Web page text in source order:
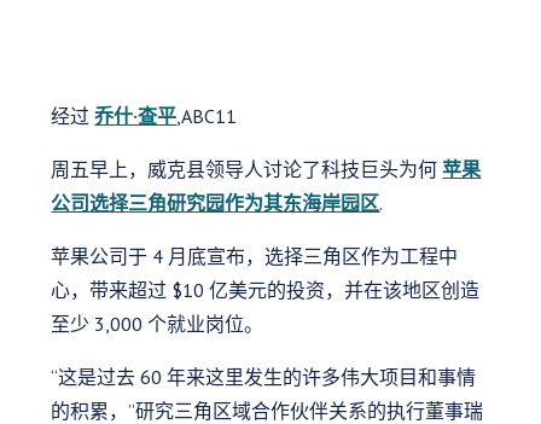
经过乔什·查平 ,ABC11
周五早上，威克县领导人讨论了科技巨头为何苹果
公司选择三角研究园作为其东海岸园区.
苹果公司于 4 月底宣布，选择三角区作为工程中
心，带来超过 $10 亿美元的投资，并在该地区创造
至少 3,000 个就业岗位。
“这是过去 60 年来这里发生的许多伟大项目和事情
的积累，”研究三角区域合作伙伴关系的执行董事瑞